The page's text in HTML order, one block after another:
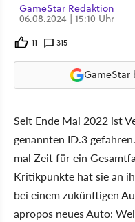
GameStar Redaktion
06.08.2024 | 15:10 Uhr
11 315
GameStar
Seit Ende Mai 2022 ist
genannten ID.3
mal Zeit für ein
Kritikpunkte hat sie an
bei einem zukünftigen
apropos neues Auto: